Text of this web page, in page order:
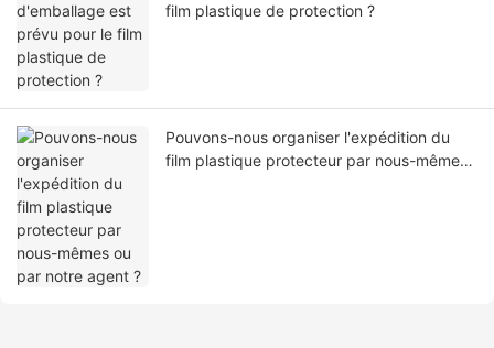
film plastique de protection ?
Pouvons-nous organiser l'expédition du
film plastique protecteur par nous-mêmes